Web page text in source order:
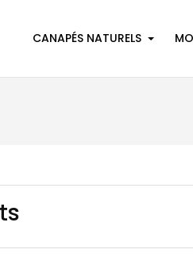
CANAPÉS NATURELS